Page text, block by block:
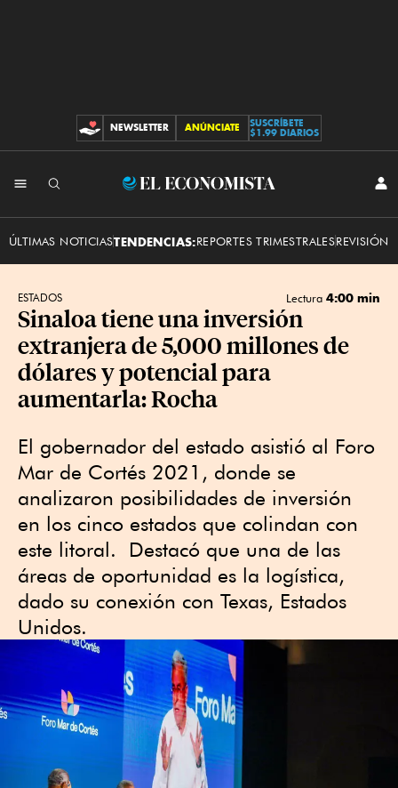
CONTRIBUCIONES
NEWSLETTER ANÚNCIATE
SUSCRÍBETE
$1.99 DIARIOS
El
ÚLTIMAS NOTICIASTENDENCIAS:REPORTES TRIMESTRALESREVISIÓN
ESTADOS Lectura 4:00 min
Sinaloa tiene una inversión
extranjera de 5,000 millones de
dólares y potencial para
aumentarla: Rocha
El gobernador del estado asistió al Foro
Mar de Cortés 2021, donde se
analizaron posibilidades de inversión
en los cinco estados que colindan con
este litoral. Destacó que una de las
áreas de oportunidad es la logística,
dado su conexión con Texas, Estados
Unidos.